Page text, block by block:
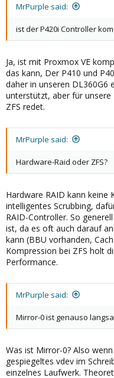
MrPurple said:
ist der P420i Controller
Ja, ist mit Proxmox VE
das kann, Der P410 und
daher in unseren DL360G6
unterstützt, aber für unsere
ZFS redet.
MrPurple said:
Hardware-Raid oder ZFS?
Hardware RAID kann keine
intelligentes Scrubbing,
RAID-Controller. So
ist, da es oft auch darauf
kann (BBU vorhanden,
Kompression bei ZFS holt
Performance.
MrPurple said:
Mirror-0 ist genauso
Was ist Mirror-0? Also
gespiegeltes vdev im
einzelnes Laufwerk.